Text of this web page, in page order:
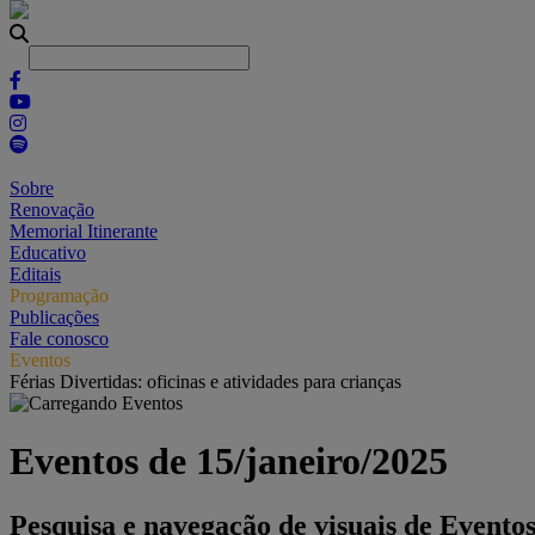
Sobre
Renovação
Memorial Itinerante
Educativo
Editais
Programação
Publicações
Fale conosco
Eventos
Férias Divertidas: oficinas e atividades para crianças
Eventos de 15/janeiro/2025
Pesquisa e navegação de visuais de Eventos